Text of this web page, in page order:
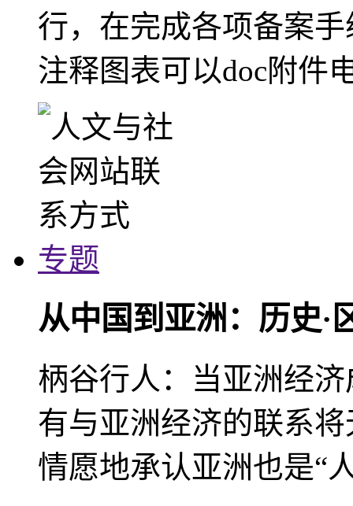
行，在完成各项备案
注释图表可以doc附件
专题
从中国到亚洲：历史·
柄谷行人：当亚洲经
有与亚洲经济的联系
情愿地承认亚洲也是“